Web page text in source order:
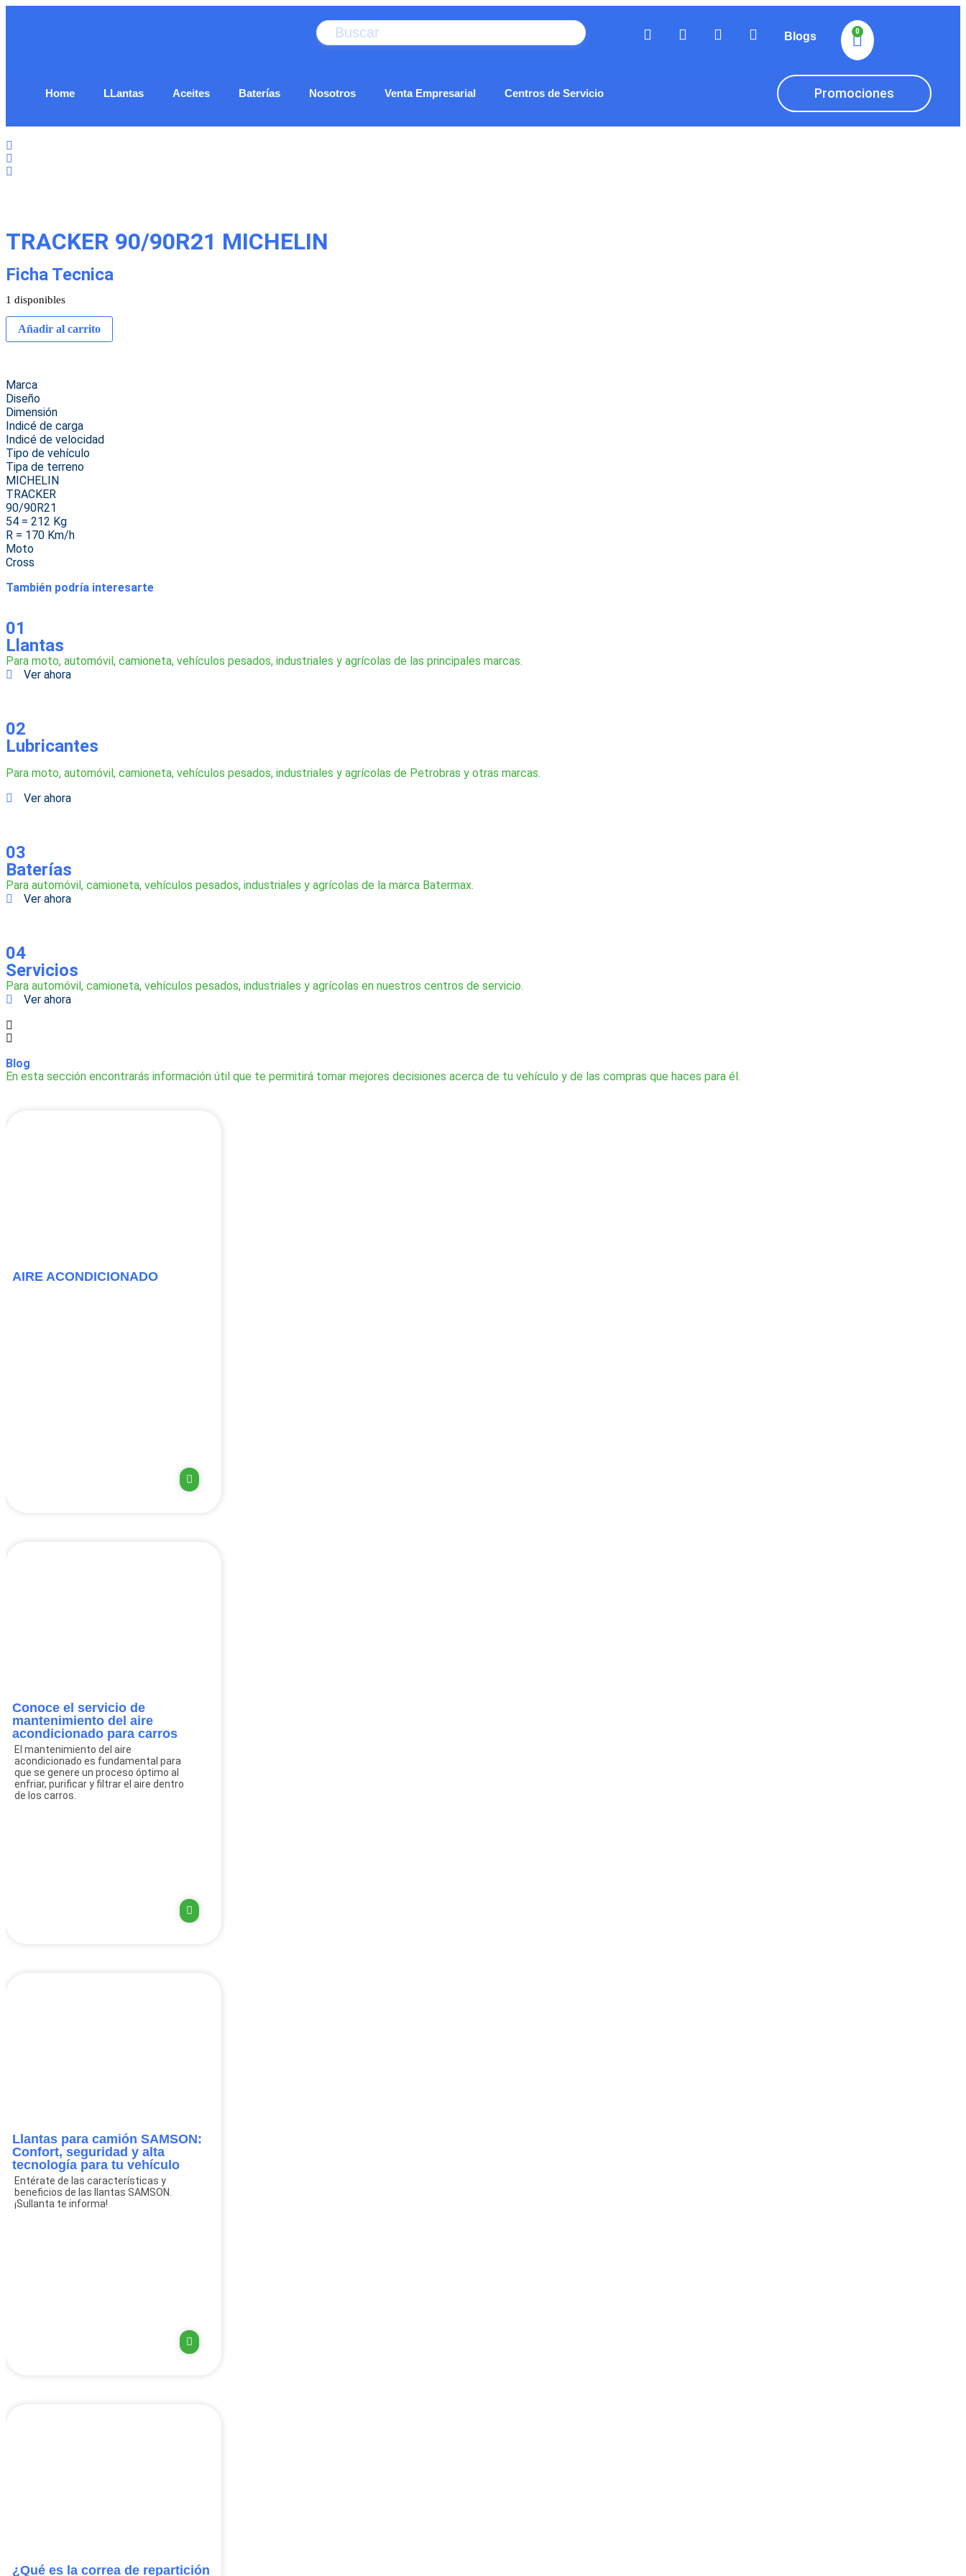
SEARCH Blogs 0
Home LLantas Aceites Baterías Nosotros Venta Empresarial Centros de Servicio Promociones
TRACKER 90/90R21 MICHELIN
Ficha Tecnica
1 disponibles
Añadir al carrito
Marca
Diseño
Dimensión
Indicé de carga
Indicé de velocidad
Tipo de vehículo
Tipa de terreno
MICHELIN
TRACKER
90/90R21
54 = 212 Kg
R = 170 Km/h
Moto
Cross
También podría interesarte
01
Llantas
Para moto, automóvil, camioneta, vehículos pesados, industriales y agrícolas de las principales marcas.
Ver ahora
02
Lubricantes
Para moto, automóvil, camioneta, vehículos pesados, industriales y agrícolas de Petrobras y otras marcas.
Ver ahora
03
Baterías
Para automóvil, camioneta, vehículos pesados, industriales y agrícolas de la marca Batermax.
Ver ahora
04
Servicios
Para automóvil, camioneta, vehículos pesados, industriales y agrícolas en nuestros centros de servicio.
Ver ahora
Blog
En esta sección encontrarás información útil que te permitirá tomar mejores decisiones acerca de tu vehículo y de las compras que haces para él.
AIRE ACONDICIONADO
Conoce el servicio de
mantenimiento del aire
acondicionado para carros
El mantenimiento del aire
acondicionado es fundamental para
que se genere un proceso óptimo al
enfriar, purificar y filtrar el aire dentro
de los carros.
Llantas para camión SAMSON:
Confort, seguridad y alta
tecnología para tu vehículo
Entérate de las características y
beneficios de las llantas SAMSON.
¡Sullanta te informa!
¿Qué es la correa de repartición